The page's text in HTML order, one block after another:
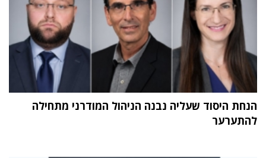
הנחת היסוד שעליה נבנה הניהול המודרני מתחילה
להתערער